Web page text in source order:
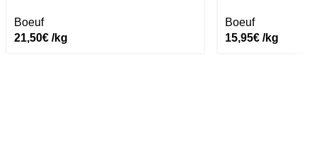
Boeuf
21,50€ /kg
Boeuf
15,95€/kg